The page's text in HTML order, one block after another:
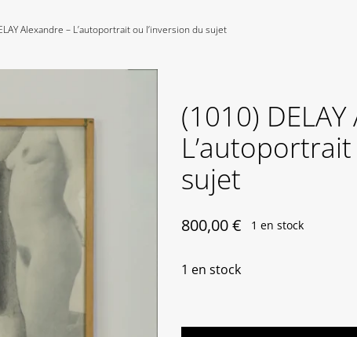
Alexandre – L’autoportrait ou l’inversion du sujet
(1010)
sujet
800,00€ 1 en stock
1 en stock